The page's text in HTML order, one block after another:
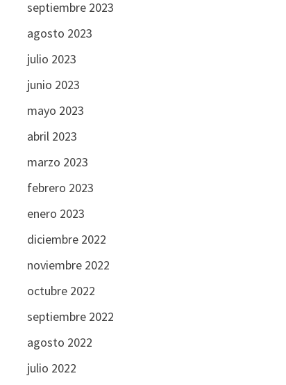
septiembre 2023
agosto 2023
julio 2023
junio 2023
mayo 2023
abril 2023
marzo 2023
febrero 2023
enero 2023
diciembre 2022
noviembre 2022
octubre 2022
septiembre 2022
agosto 2022
julio 2022